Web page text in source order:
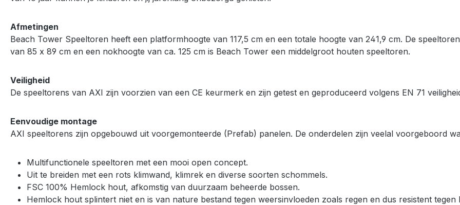
Afmetingen
Beach Tower Speeltoren heeft een platformhoogte van 117,5 cm en een totale hoogte van 241,9 cm. De
van 85 x 89 cm en een nokhoogte van ca. 125 cm is Beach Tower een middelgroot houten speeltoren.
Veiligheid
De speeltorens van AXI zijn voorzien van een CE keurmerk en zijn getest en geproduceerd volgens EN 71
Eenvoudige montage
AXI speeltorens zijn opgebouwd uit voorgemonteerde (Prefab) panelen. De onderdelen zijn veelal voorgeboord
Multifunctionele speeltoren met een mooi open concept.
Uit te breiden met een rots klimwand, klimrek en diverse soorten schommels.
FSC 100% Hemlock hout, afkomstig van duurzaam beheerde bossen.
Hemlock hout splintert niet en is van nature bestand tegen weersinvloeden zoals regen en dus resistent tegen